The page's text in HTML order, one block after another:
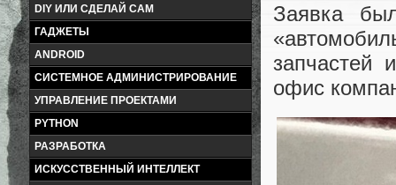
DIY ИЛИ СДЕЛАЙ САМ
ГАДЖЕТЫ
ANDROID
СИСТЕМНОЕ АДМИНИСТРИРОВАНИЕ
УПРАВЛЕНИЕ ПРОЕКТАМИ
PYTHON
РАЗРАБОТКА
ИСКУССТВЕННЫЙ ИНТЕЛЛЕКТ
Заявка
запчастей
офис